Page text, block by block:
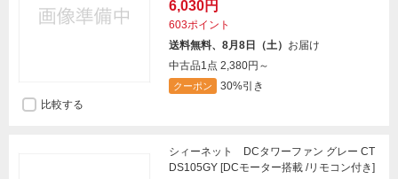
6,030円
603ポイント
送料無料、8月8日（土） お届け
中古品1点 2,380円～
クーポン
30%引き
比較する
シィーネット DCタワーファン グレー CT
DS105GY [DCモーター搭載 /リモコン付き]